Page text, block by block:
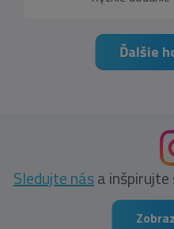
Ďalšie
Sledujte nása